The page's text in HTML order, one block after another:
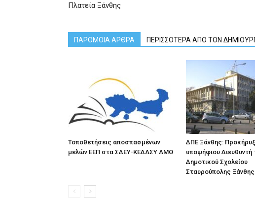
Πλατεία Ξάνθης
ΠΑΡΟΜΟΙΑ ΑΡΘΡΑ ΠΕΡΙΣΣΟΤΕΡΑ ΑΠΟ ΤΟΝ
Τοποθετήσεις αποσπασμένων
μελών ΕΕΠ στα ΣΔΕΥ-ΚΕΔΑΣΥ ΑΜΘ
ΔΠΕ Ξάνθης:
υποψήφιου Διευθυντή
Δημοτικού Σχολείου
Σταυρούπολης Ξάνθης